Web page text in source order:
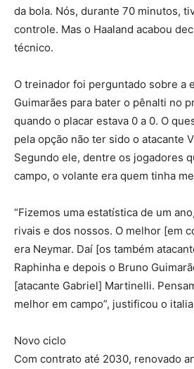
da bola. Nós, durante 70 minutos,
controle. Mas o Haaland acabou
técnico.
O treinador foi perguntado sobre a
Guimarães para bater o pênalti no
quando o placar estava 0 a 0. O
pela opção não ter sido o atacante
Segundo ele, dentre os jogadores
campo, o volante era quem tinha
“Fizemos uma estatística de um
rivais e dos nossos. O melhor [em
era Neymar. Daí [os também
Raphinha e depois o Bruno
[atacante Gabriel] Martinelli.
melhor em campo”, justificou o
Novo ciclo
Com contrato até 2030, renovado